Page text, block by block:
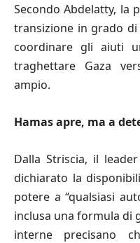
Secondo Abdelatty, la
transizione in grado di
coordinare gli aiuti
traghettare Gaza
ampio.
Hamas apre, ma a
Dalla Striscia, il
dichiarato la
potere a “qualsiasi
inclusa una formula di
interne precisano